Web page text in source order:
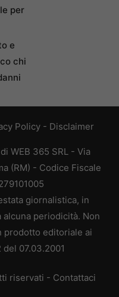
per
e
chi
Policy - Disclaimer
WEB 365 SRL - Via
(RM) - Codice Fiscale
giornalistica, in
periodicità. Non
prodotto editoriale ai
07.03.2001
riservati - Contattaci